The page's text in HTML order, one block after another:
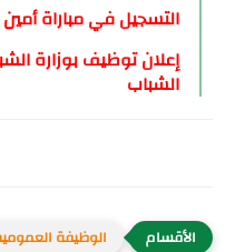
التسجيل في مباراة أمين
إعلان توظيف بوزارة
الشباب
الوظيفة